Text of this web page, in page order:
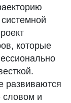
которые
развиваются
словом и